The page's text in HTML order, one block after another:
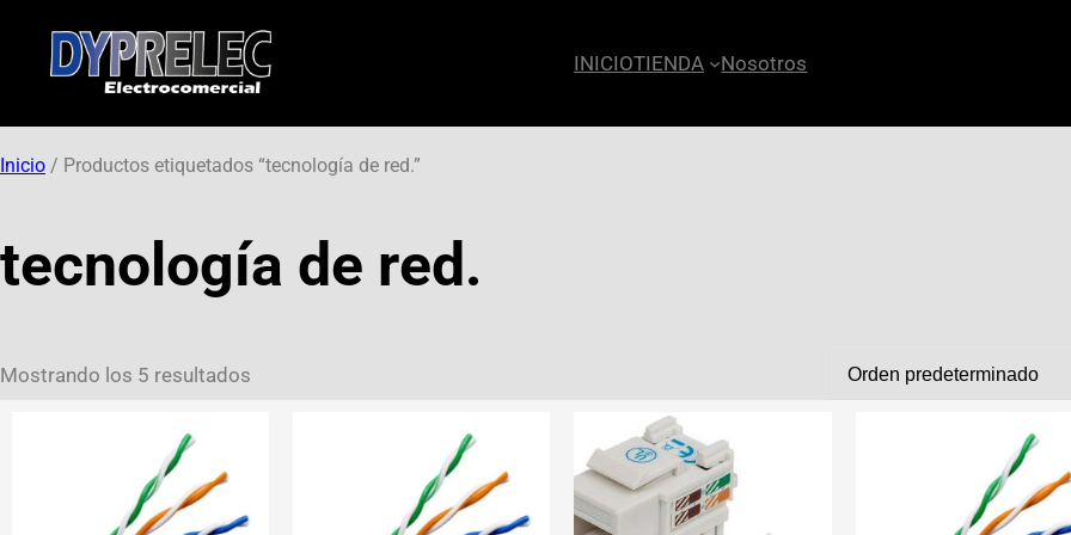
INICIOTIENDA Nosotros
Inicio / Productos etiquetados “tecnología de red.”
tecnología de red.
Mostrando los 5 resultados